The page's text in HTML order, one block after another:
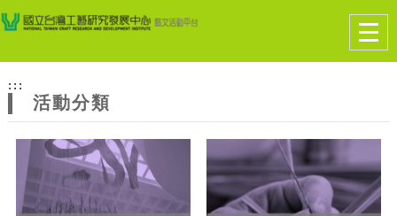
網
站
主
題
跳到主要內容
網站導覽
:::
活動分類